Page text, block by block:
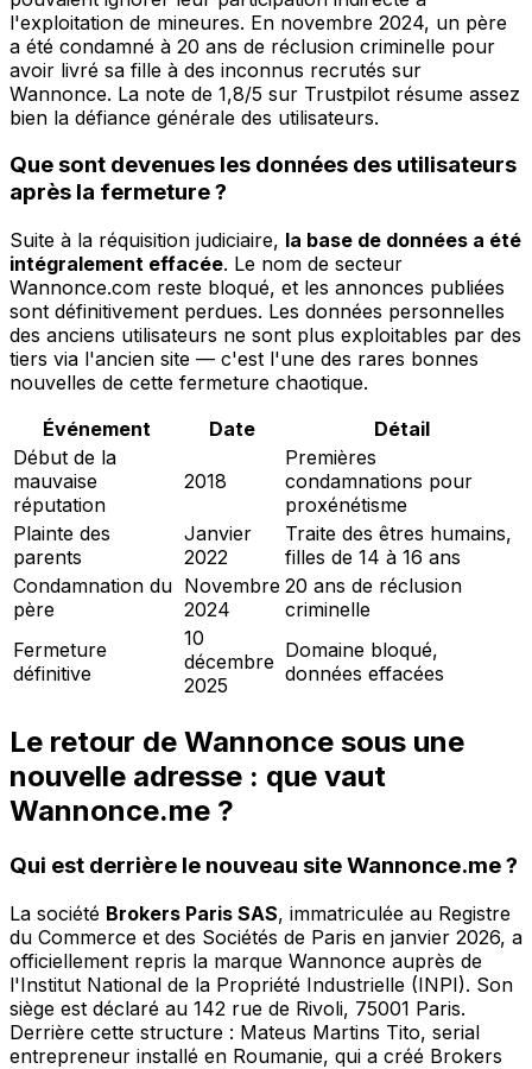
l'exploitation de mineures. En novembre 2024, un père
a été condamné à 20 ans de réclusion criminelle pour
avoir livré sa fille à des inconnus recrutés sur
Wannonce. La note de 1,8/5 sur Trustpilot résume assez
bien la défiance générale des utilisateurs.
Que sont devenues les données des utilisateurs
après la fermeture ?
Suite à la réquisition judiciaire, la base de données a été
intégralement effacée. Le nom de secteur
Wannonce.com reste bloqué, et les annonces publiées
sont définitivement perdues. Les données personnelles
des anciens utilisateurs ne sont plus exploitables par des
tiers via l'ancien site — c'est l'une des rares bonnes
nouvelles de cette fermeture chaotique.
Événement
Date
Détail
Début de la
mauvaise
réputation
2018
Premières
condamnations pour
proxénétisme
Plainte des
parents
Janvier
2022
Traite des êtres humains,
filles de 14 à 16 ans
Condamnation du
père
Novembre
2024
20 ans de réclusion
criminelle
Fermeture
définitive
10
décembre
2025
Domaine bloqué,
données effacées
Le retour de Wannonce sous une
nouvelle adresse : que vaut
Wannonce.me ?
Qui est derrière le nouveau site Wannonce.me ?
La société Brokers Paris SAS, immatriculée au Registre
du Commerce et des Sociétés de Paris en janvier 2026, a
officiellement repris la marque Wannonce auprès de
l'Institut National de la Propriété Industrielle (INPI). Son
siège est déclaré au 142 rue de Rivoli, 75001 Paris.
Derrière cette structure : Mateus Martins Tito, serial
entrepreneur installé en Roumanie, qui a créé Brokers